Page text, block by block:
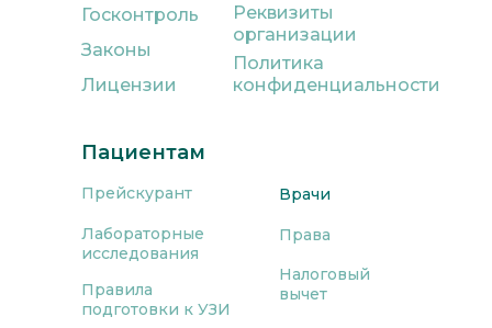
Прейскурант Врачи
Госконтроль
Лабораторные
исследования
Права
Реквизиты
организации
Законы
Правила
подготовки к УЗИ
Налоговый
вычет
Политика
конфиденциальности
Лицензии
Пациентам